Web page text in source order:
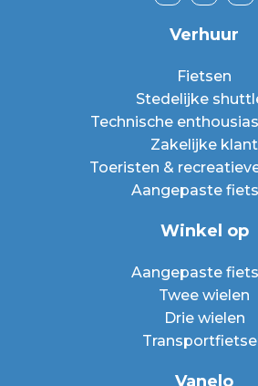
Verhuur
Fietsen
Stedelijke
Technische
Zakelijke klant
Toeristen &
Aangepaste
Winkel op
Aangepaste
Twee wielen
Drie wielen
Vanelo